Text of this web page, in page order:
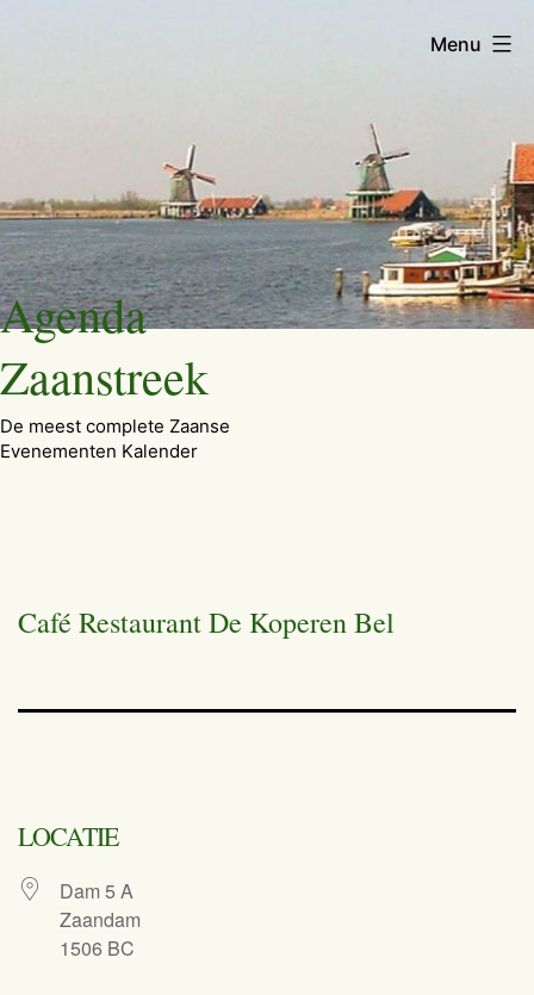
Ga
naar
de
inhoud
Agenda
Zaanstreek
De meest complete Zaanse
Evenementen Kalender
Menu
Café Restaurant De Koperen Bel
LOCATIE
Dam 5 A
Zaandam
1506 BC